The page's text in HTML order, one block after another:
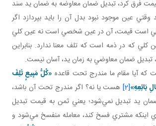
فرق کرد، تبديل ضمان معاوضه به ضمان يد سند
عين موجود نبود بدل آن را بايد بپردازد اگر
است قيمت، آن در عين شخصي است نه عين کلي
کلي که در ذمه است که تلف معنا ندارد. بنابراين
تبديل ضمان معاوضي به زمان يد، آسان نيست.
آيا مقام ما مندرج تحت قاعده «كُلُّ مَبِيعٍ تَلِفَ
بَائِعِهِ»
[2] هست يا نه؟ اگر مندرج تحت آن باشد،
يد تبديل نمي‌شود؛ يعني ثمن به قيمت تبديل
اينکه مشتري فسخ کند، معامله منفسخ مي‌شود و